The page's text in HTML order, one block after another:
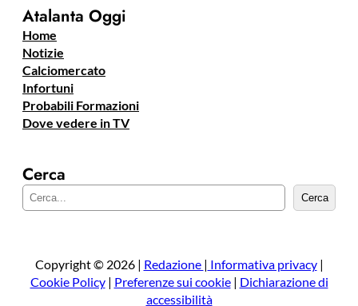
Atalanta Oggi
Home
Notizie
Calciomercato
Infortuni
Probabili Formazioni
Dove vedere in TV
Cerca
e
a
Cerca
Copyright © 2026 | Redazione | Informativa privacy|
Cookie Policy| Preferenze sui cookie| Dichiarazione di
accessibilità